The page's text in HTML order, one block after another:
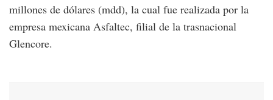
millones de dólares (mdd), la cual fue realizada por la
empresa mexicana Asfaltec, filial de la trasnacional
Glencore.